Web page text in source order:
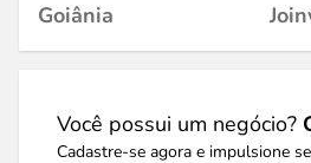
Goiânia
Você possui um negócio?
Cadastre-se agora e impulsione